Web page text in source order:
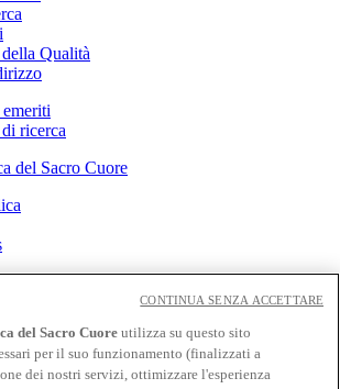
Qualità
ricerca
del Sacro Cuore utilizza su questo sito
per il suo funzionamento (finalizzati a
dei nostri servizi, ottimizzare l'esperienza
CONTINUA SENZA ACCETTARE